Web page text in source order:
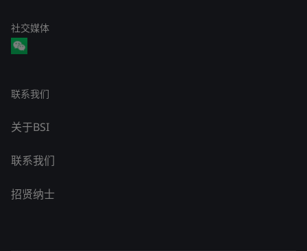
社交媒体
联系我们
关于BSI
联系我们
招贤纳士